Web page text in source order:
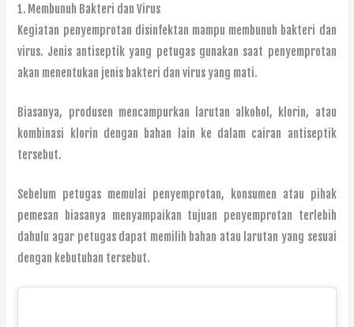
1. Membunuh Bakteri dan Virus
Kegiatan penyemprotan disinfektan mampu membunuh bakteri dan
virus. Jenis antiseptik yang petugas gunakan saat penyemprotan
akan menentukan jenis bakteri dan virus yang mati.
Biasanya, produsen mencampurkan larutan alkohol, klorin, atau
kombinasi klorin dengan bahan lain ke dalam cairan antiseptik
tersebut.
Sebelum petugas memulai penyemprotan, konsumen atau pihak
pemesan biasanya menyampaikan tujuan penyemprotan terlebih
dahulu agar petugas dapat memilih bahan atau larutan yang sesuai
dengan kebutuhan tersebut.